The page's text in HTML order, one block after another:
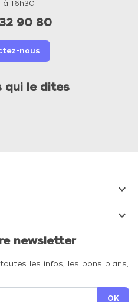
à 16h30
90 80
nous
qui le dites


newsletter
les infos, les bons plans,